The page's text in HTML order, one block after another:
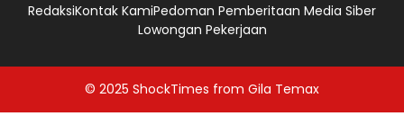
RedaksiKontak KamiPedoman Pemberitaan Media Siber
Lowongan Pekerjaan
© 2025 ShockTimes from Gila Temax